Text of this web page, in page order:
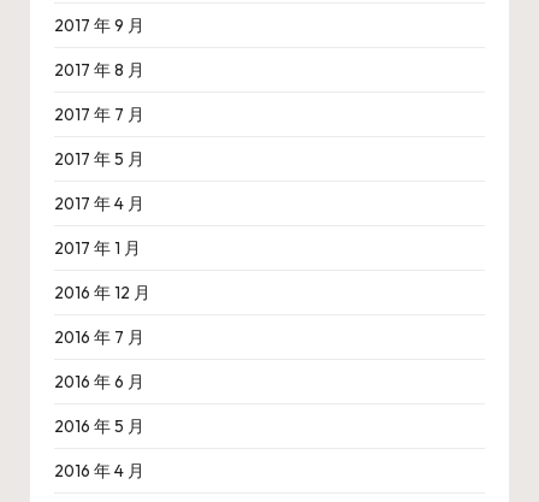
2017 年 9 月
2017 年 8 月
2017 年 7 月
2017 年 5 月
2017 年 4 月
2017 年 1 月
2016 年 12 月
2016 年 7 月
2016 年 6 月
2016 年 5 月
2016 年 4 月